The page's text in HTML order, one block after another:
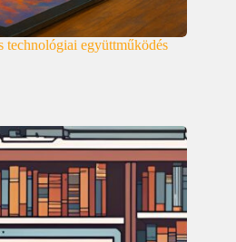
technológiai együttműködés